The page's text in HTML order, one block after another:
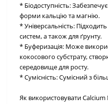
* Біодоступність:
форми кальцію та магнію.
* Універсальність:
систем, а також для ґрунту.
* Буферизація: Може
кокосового субстрату,
середовище для росту.
* Сумісність: Сумісний з
Як використовувати